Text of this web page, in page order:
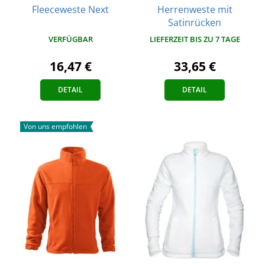
Fleeceweste Next
VERFÜGBAR
16,47 €
DETAIL
Herrenweste mit
Satinrücken
LIEFERZEIT BIS ZU 7 TAGE
33,65 €
DETAIL
Von uns empfohlen